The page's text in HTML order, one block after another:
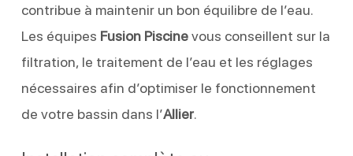
contribue à maintenir un bon équilibre de l’eau.
Les équipes Fusion Piscinevous conseillent sur la
filtration, le traitement de l’eau et les réglages
nécessaires afin d’optimiser le fonctionnement
de votre bassin dans l’Allier.